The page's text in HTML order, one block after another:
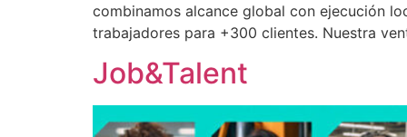
combinamos alcance global con ejecución
trabajadores para +300 clientes. Nuestra
Job&Talent